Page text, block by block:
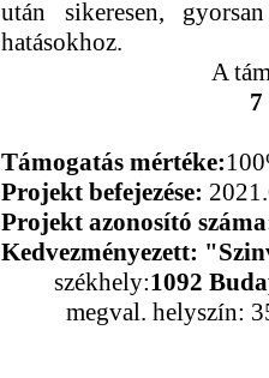
után sikeresen,
hatásokhoz.
A
7
Támogatás mértéke:
Projekt befejezése:
Projekt azonosító
Kedvezményezett:
székhely:1092
megval. helyszín: